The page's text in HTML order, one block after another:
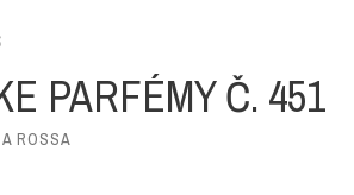
PARFÉMY Č. 451
ROSSA